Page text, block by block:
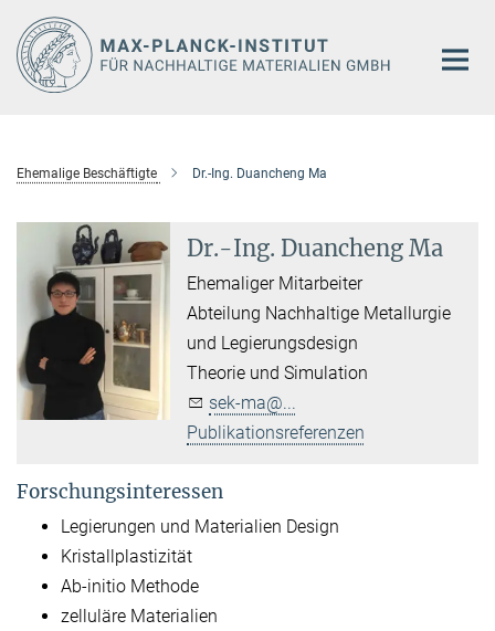
Hauptinhalt
Ehemalige Beschäftigte Dr.-Ing. Duancheng Ma
Dr.-Ing. Duancheng Ma
Ehemaliger Mitarbeiter
Abteilung Nachhaltige Metallurgie
und Legierungsdesign
Theorie und Simulation
sek-ma@...
Publikationsreferenzen
Forschungsinteressen
Legierungen und Materialien Design
Kristallplastizität
Ab-initio Methode
zelluläre Materialien